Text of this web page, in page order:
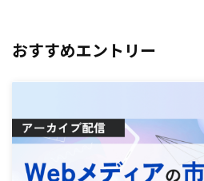
おすすめエントリー